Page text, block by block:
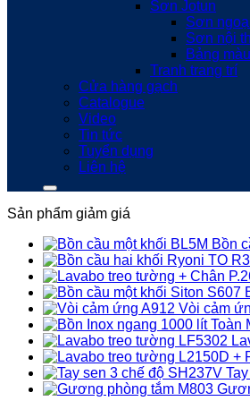
Sơn Jotun
Sơn
Sơn nội
Bảng
Tranh trang trí
Cửa hàng gạch
Catalogue
Video
Tin tức
Tuyển dụng
Liên hệ
Sản phẩm giảm giá
Bồn
Vòi cảm